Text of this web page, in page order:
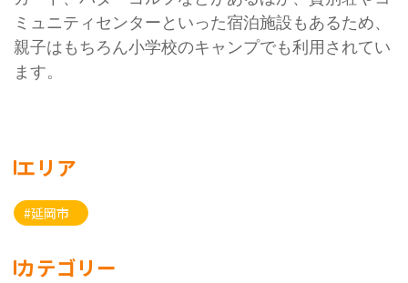
ミュニティセンターといった宿泊施設もあるため、
親子はもちろん小学校のキャンプでも利用されてい
ます。
エリア
#延岡市
カテゴリー